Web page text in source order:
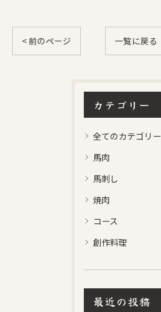
< 前のページ 一覧に戻る
カテゴリー
全てのカテゴリー
馬肉
馬刺し
焼肉
コース
創作料理
最近の投稿